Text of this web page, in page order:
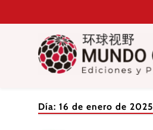
Día: 16 de enero de 2025